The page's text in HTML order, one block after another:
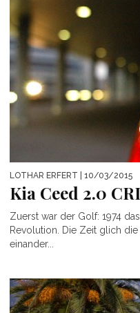
LOTHAR ERFERT | 10/03/2015
Kia Ceed 2.0
Zuerst war der Golf: 1974
Revolution. Die Zeit glich
einander...